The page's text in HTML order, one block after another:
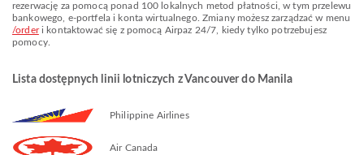
rezerwację za pomocą ponad 100 lokalnych metod płatności, w tym przelewu
bankowego, e-portfela i konta wirtualnego. Zmiany możesz zarządzać w menu
/orderi kontaktować się z pomocą Airpaz 24/7, kiedy tylko potrzebujesz
pomocy.
Lista dostępnych linii lotniczych z Vancouver do Manila
Philippine Airlines
Air Canada